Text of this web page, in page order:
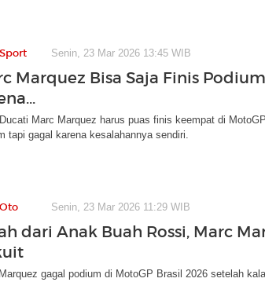
Senin, 23 Mar 2026 13:45 WIB
Marquez Bisa Saja Finis
Marc Marquez harus puas finis keempat di
tapi gagal karena kesalahannya sendiri.
Senin, 23 Mar 2026 11:29 WIB
dari Anak Buah Rossi, Marc
gagal podium di MotoGP Brasil 2026 setelah